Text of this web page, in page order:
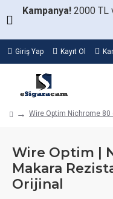
Kampanya! 2000 TL
Giriş Yap Kayıt Ol
Wire Optim Nichrome 80
Wire Optim |
Makara
Orijinal